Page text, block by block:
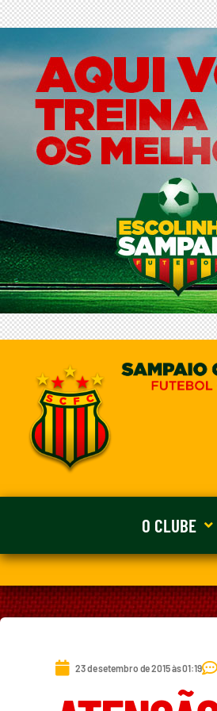
O CLUBE
23 de setembro de 2015 às 01:19